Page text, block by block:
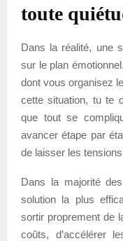
toute
Dans la réalité, une
sur le plan
dont vous organisez
cette situation, tu te
que tout se
avancer étape par
de laisser les
Dans la majorité
solution la plus
sortir proprement de
coûts, d’accélérer